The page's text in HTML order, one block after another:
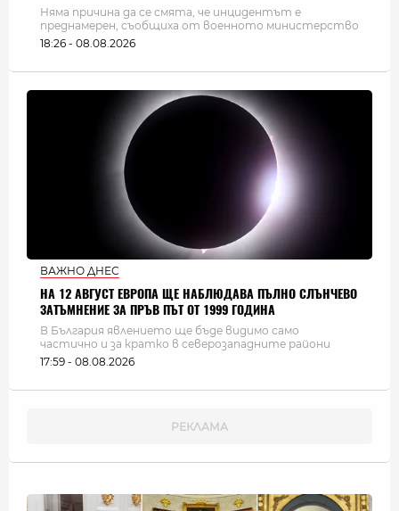
Няма причина да се смята, че инцидентът е
преднамерен, съобщиха от военното министерство
18:26 - 08.08.2026
ВАЖНО ДНЕС
НА 12 АВГУСТ ЕВРОПА ЩЕ НАБЛЮДАВА ПЪЛНО СЛЪНЧЕВО
ЗАТЪМНЕНИЕ ЗА ПРЪВ ПЪТ ОТ 1999 ГОДИНА
В България явлението ще бъде видимо само
частично и за кратко в северозападните райони
17:59 - 08.08.2026